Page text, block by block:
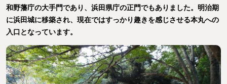
和野藩庁の大手門であり、浜田県庁の正門でもありました。明治期
に浜田城に移築され、現在ではすっかり趣きを感じさせる本丸への
入口となっています。